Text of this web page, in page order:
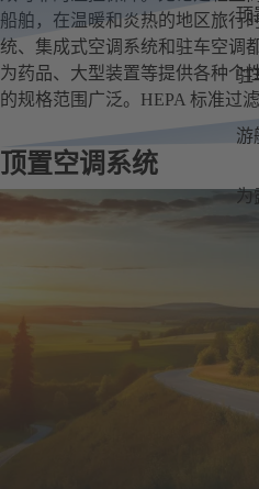
顶
驻
游
为
船舶，在温暖和炎热的地区旅行
统、集成式空调系统和驻车空调
为药品、大型装置等提供各种个
的规格范围广泛。HEPA 标准过
顶置空调系统